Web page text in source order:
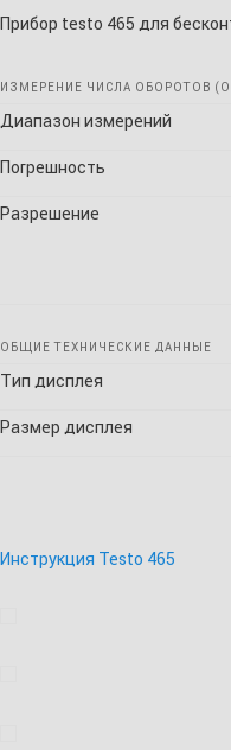
Прибор testo 465 для
ИЗМЕРЕНИЕ ЧИСЛА ОБОРОТОВ
Диапазон измерений
Погрешность
Разрешение
ОБЩИЕ ТЕХНИЧЕСКИЕ ДАННЫЕ
Тип дисплея
Размер дисплея
Инструкция Testo 465